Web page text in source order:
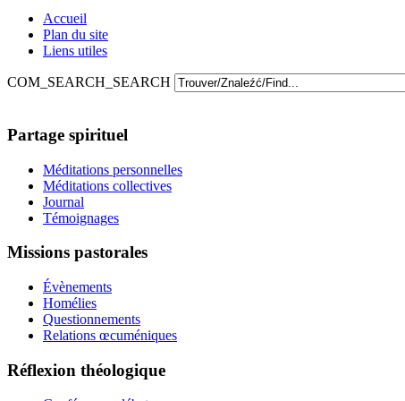
Accueil
Plan du site
Liens utiles
COM_SEARCH_SEARCH
Partage spirituel
Méditations personnelles
Méditations collectives
Journal
Témoignages
Missions pastorales
Évènements
Homélies
Questionnements
Relations œcuméniques
Réflexion théologique